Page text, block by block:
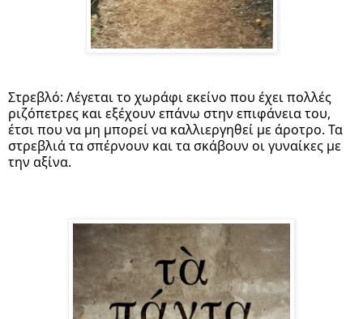
Στρεβλό: Λέγεται το χωράφι εκείνο που έχει πολλές
ριζόπετρες και εξέχουν επάνω στην επιφάνεια του,
έτσι που να μη μπορεί να καλλιεργηθεί με άροτρο. Τα
στρεβλιά τα σπέρνουν και τα σκάβουν οι γυναίκες με
την αξίνα.